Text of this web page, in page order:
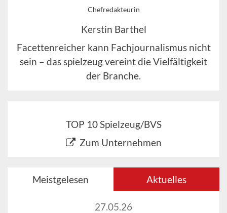
Chefredakteurin
Kerstin Barthel
Facettenreicher kann Fachjournalismus nicht
sein – das spielzeug vereint die Vielfältigkeit
der Branche.
TOP 10 Spielzeug/BVS
Zum Unternehmen
Meistgelesen Aktuelles
27.05.26